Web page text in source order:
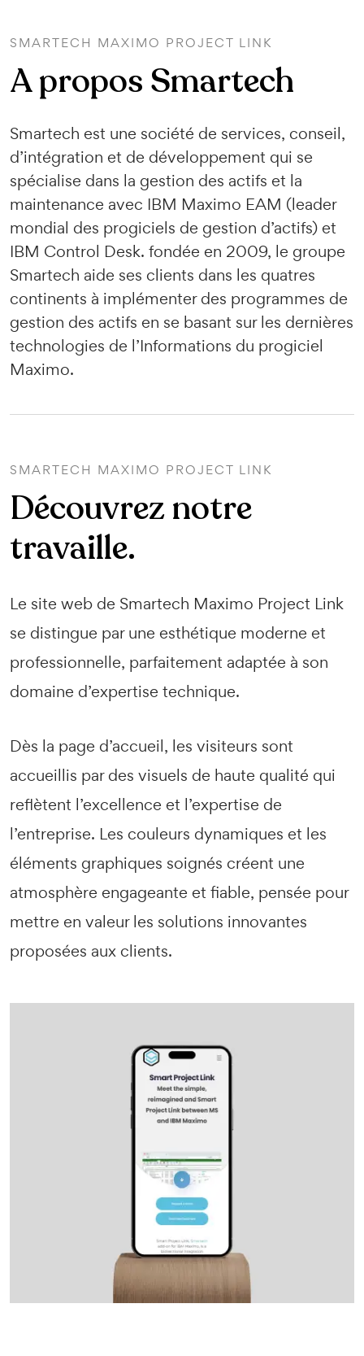
SMARTECH MAXIMO PROJECT LINK
A propos Smartech
Smartech est une société de services, conseil,
d’intégration et de développement qui se
spécialise dans la gestion des actifs et la
maintenance avec IBM Maximo EAM (leader
mondial des progiciels de gestion d’actifs) et
IBM Control Desk. fondée en 2009, le groupe
Smartech aide ses clients dans les quatres
continents à implémenter des programmes de
gestion des actifs en se basant sur les dernières
technologies de l’Informations du progiciel
Maximo.
SMARTECH MAXIMO PROJECT LINK
Découvrez notre
travaille.
Le site web de Smartech Maximo Project Link
se distingue par une esthétique moderne et
professionnelle, parfaitement adaptée à son
domaine d’expertise technique.
Dès la page d’accueil, les visiteurs sont
accueillis par des visuels de haute qualité qui
reflètent l’excellence et l’expertise de
l’entreprise. Les couleurs dynamiques et les
éléments graphiques soignés créent une
atmosphère engageante et fiable, pensée pour
mettre en valeur les solutions innovantes
proposées aux clients.